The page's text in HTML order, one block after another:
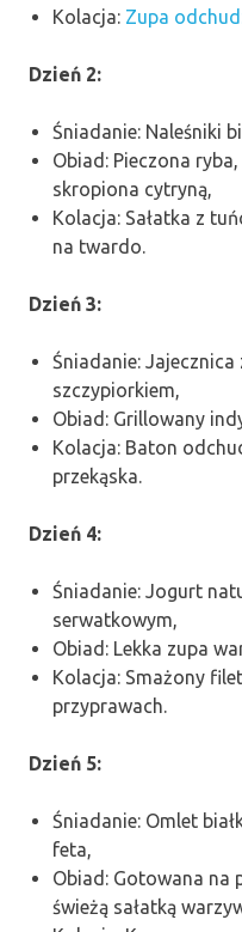
Kolacja: Zupa
Dzień 2:
Śniadanie: Naleśniki
Obiad: Pieczona
skropiona cytryną,
Kolacja: Sałatka z
na twardo.
Dzień 3:
Śniadanie:
szczypiorkiem,
Obiad: Grillowany
Kolacja: Baton
przekąska.
Dzień 4:
Śniadanie: Jogurt
serwatkowym,
Obiad: Lekka zupa
Kolacja: Smażony
przyprawach.
Dzień 5:
Śniadanie: Omlet
feta,
Obiad: Gotowana na
świeżą sałatką